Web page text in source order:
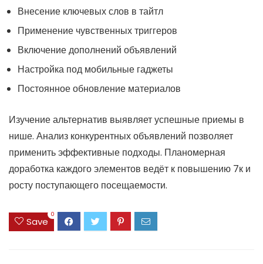
Внесение ключевых слов в тайтл
Применение чувственных триггеров
Включение дополнений объявлений
Настройка под мобильные гаджеты
Постоянное обновление материалов
Изучение альтернатив выявляет успешные приемы в
нише. Анализ конкурентных объявлений позволяет
применить эффективные подходы. Планомерная
доработка каждого элементов ведёт к повышению 7к и
росту поступающего посещаемости.
Save
0